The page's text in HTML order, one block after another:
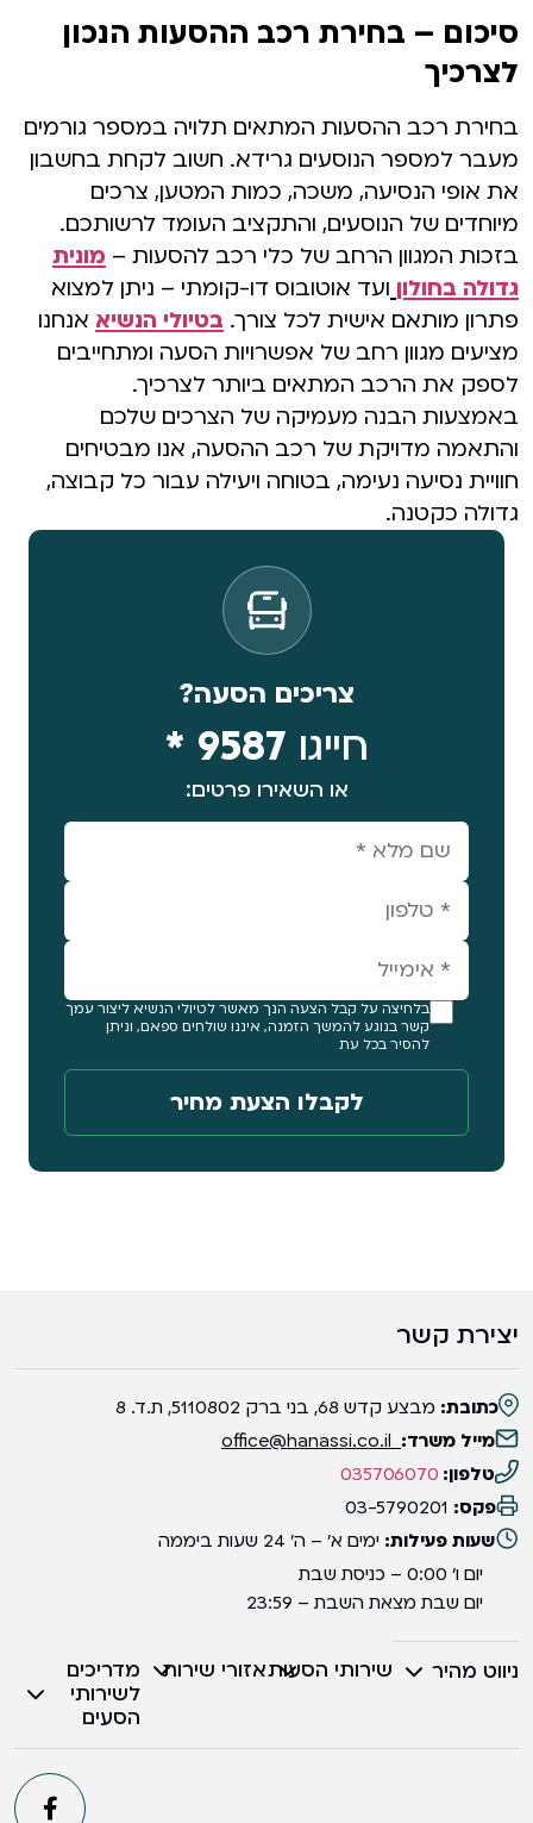
סיכום – בחירת רכב ההסעות הנכון
לצרכיך
בחירת רכב ההסעות המתאים תלויה במספר גורמים
מעבר למספר הנוסעים גרידא. חשוב לקחת בחשבון
את אופי הנסיעה, משכה, כמות המטען, צרכים
מיוחדים של הנוסעים, והתקציב העומד לרשותכם.
בזכות המגוון הרחב של כלי רכב להסעות –מונית
גדולה בחולון ועד אוטובוס דו-קומתי – ניתן למצוא
פתרון מותאם אישית לכל צורך.בטיולי הנשיאאנחנו
מציעים מגוון רחב של אפשרויות הסעה ומתחייבים
לספק את הרכב המתאים ביותר לצרכיך.
באמצעות הבנה מעמיקה של הצרכים שלכם
והתאמה מדויקת של רכב ההסעה, אנו מבטיחים
חוויית נסיעה נעימה, בטוחה ויעילה עבור כל קבוצה,
גדולה כקטנה.
צריכים הסעה?
חייגו 9587 *
או השאירו פרטים:
בלחיצה על קבל הצעה הנך מאשר לטיולי הנשיא ליצור עמך
קשר בנוגע להמשך הזמנה, איננו שולחים ספאם, וניתן
להסיר בכל עת
יצירת קשר
כתובת:מבצע קדש 68, בני ברק 5110802, ת.ד. 8
מייל משרד: office@hanassi.co.il
טלפון:035706070
פקס:03-5790201
שעות פעילות:ימים א' – ה' 24 שעות ביממה
יום ו' 0:00 – כניסת שבת
יום שבת מצאת השבת – 23:59
ניווט מהיר שירותי הסעותאזורי שירות
מדריכים
לשירותי
הסעים